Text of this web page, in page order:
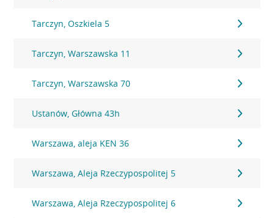
Tarczyn, Oszkiela 5
Tarczyn, Warszawska 11
Tarczyn, Warszawska 70
Ustanów, Główna 43h
Warszawa, aleja KEN 36
Warszawa, Aleja Rzeczypospolitej 5
Warszawa, Aleja Rzeczypospolitej 6